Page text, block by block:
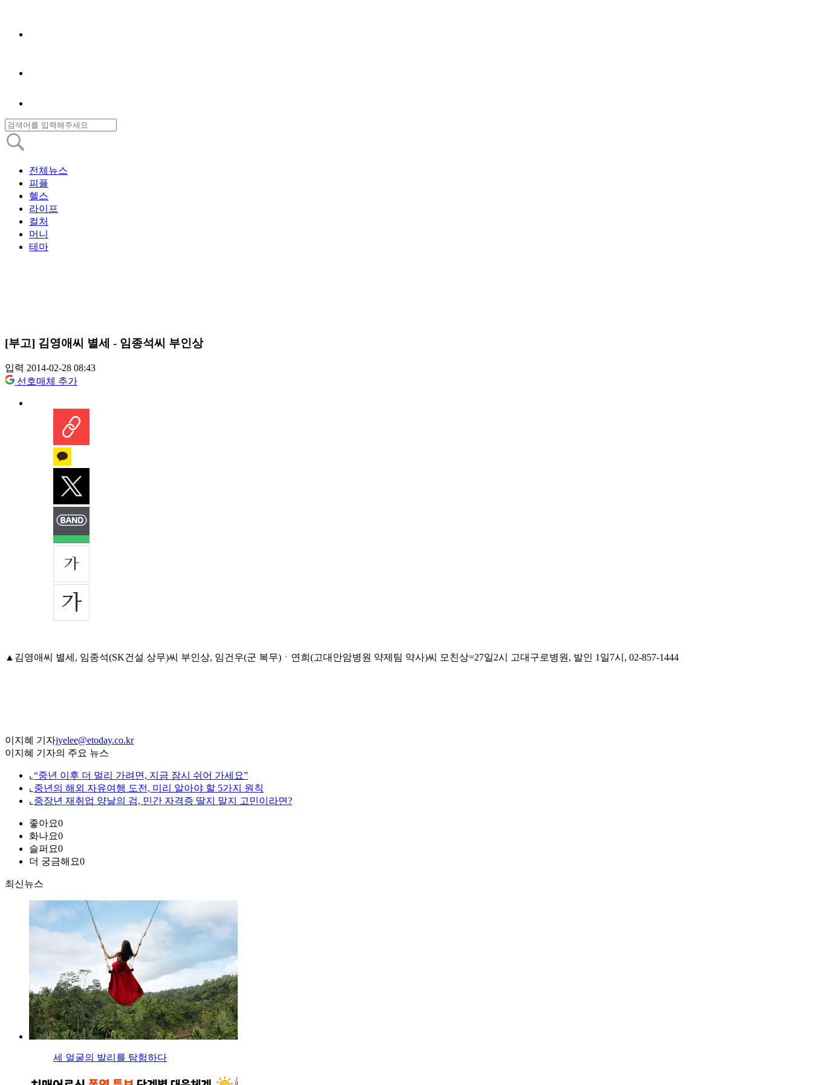
전체뉴스
피플
헬스
라이프
컬처
머니
테마
[부고] 김영애씨 별세 - 임종석씨 부인상
입력 2014-02-28 08:43
선호매체 추가
▲김영애씨 별세, 임종석(SK건설 상무)씨 부인상, 임건우(군 복무)ㆍ연희(고대안암병원 약제팀 약사)씨 모친상=27일2시 고대구로병원, 발인 1일7시, 02-857-1444
이지혜 기자jyelee@etoday.co.kr
이지혜 기자의 주요 뉴스
⌞ “중년 이후 더 멀리 가려면, 지금 잠시 쉬어 가세요”
⌞ 중년의 해외 자유여행 도전, 미리 알아야 할 5가지 원칙
⌞ 중장년 재취업 양날의 검, 민간 자격증 딸지 말지 고민이라면?
좋아요0
화나요0
슬퍼요0
더 궁금해요0
최신뉴스
세 얼굴의 발리를 탐험하다